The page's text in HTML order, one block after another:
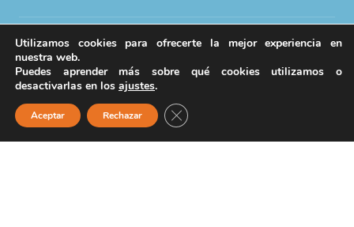
Utilizamos cookies para ofrecerte la mejor experiencia en
nuestra web.
Puedes aprender más sobre qué cookies utilizamos o
desactivarlas en los ajustes.
Aceptar Rechazar Cerrar el banner de cookies RGPD